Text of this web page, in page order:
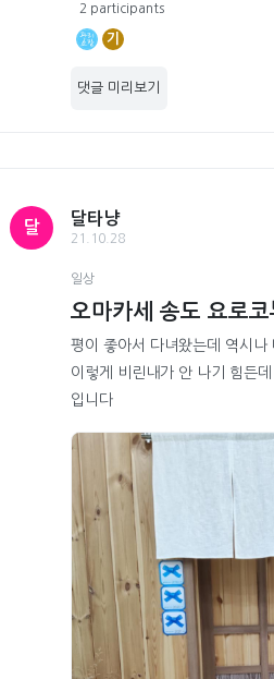
2 participants
기
댓글 미리보기
달
달타냥
21.10.28
일상
오마카세 송도 요로
평이 좋아서 다녀왔는데 역시나
이렇게 비린내가 안 나기 힘든
입니다